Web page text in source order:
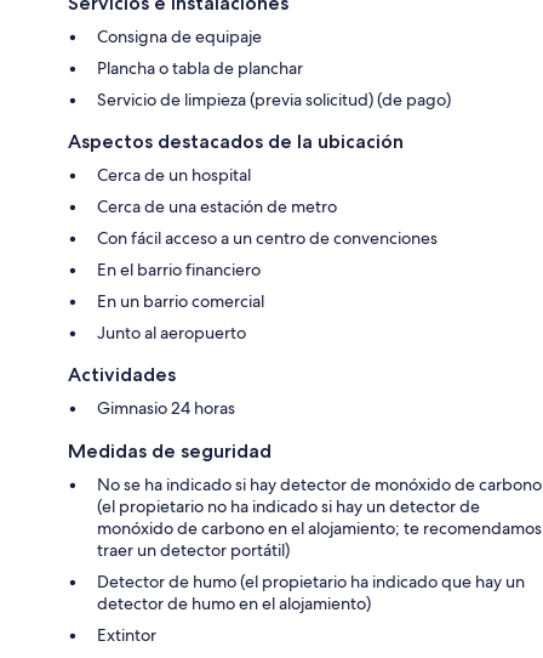
Consigna de equipaje
Plancha o tabla de planchar
Servicio de limpieza (previa solicitud) (de pago)
Aspectos destacados de la ubicación
Cerca de un hospital
Cerca de una estación de metro
Con fácil acceso a un centro de convenciones
En el barrio financiero
En un barrio comercial
Junto al aeropuerto
Actividades
Gimnasio 24 horas
Medidas de seguridad
No se ha indicado si hay detector de monóxido de carbono
(el propietario no ha indicado si hay un detector de
monóxido de carbono en el alojamiento; te recomendamos
traer un detector portátil)
Detector de humo (el propietario ha indicado que hay un
detector de humo en el alojamiento)
Extintor